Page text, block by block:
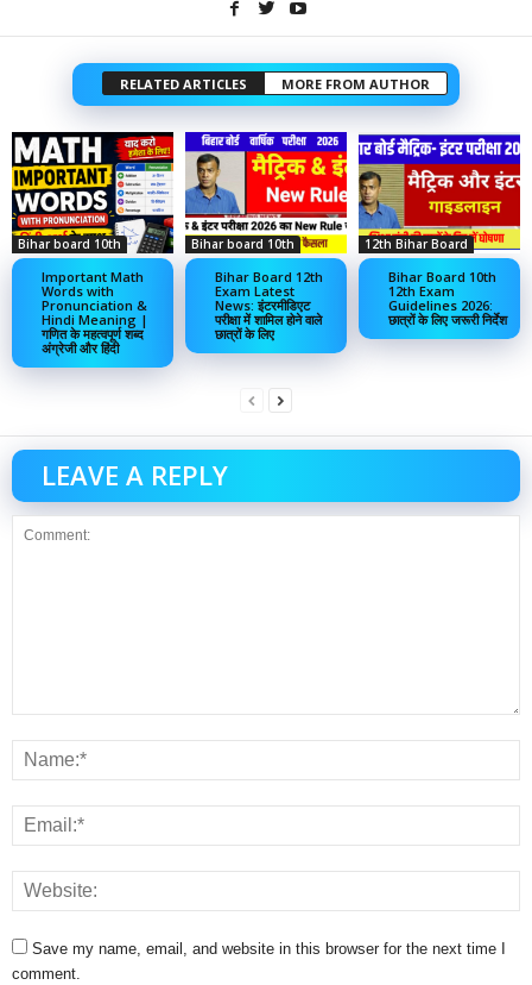
RELATED ARTICLES MORE FROM AUTHOR
Bihar board 10th
Important Math
Words with
Pronunciation &
Hindi Meaning |
गणित के महत्वपूर्ण शब्द
अंग्रेजी और हिंदी
Bihar board 10th
Bihar Board 12th
Exam Latest
News: इंटरमीडिएट
परीक्षा में शामिल होने वाले
छात्रों के लिए
12th Bihar Board
Bihar Board 10th
12th Exam
Guidelines 2026:
छात्रों के लिए जरूरी निर्देश
LEAVE A REPLY
Save my name, email, and website in this browser for the next time I
comment.